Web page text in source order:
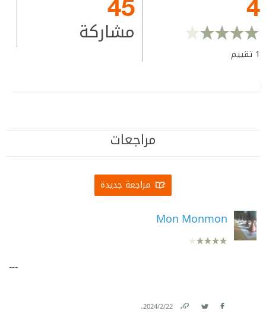
1 تقييم
مشاركة
مراجعات
مراجعة جديدة
Mon Monmon
---
22‏/2‏/2024
.